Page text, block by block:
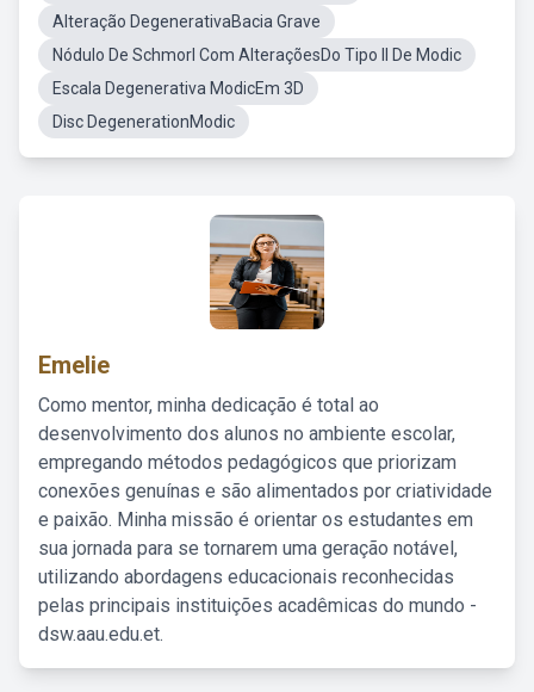
Alteração DegenerativaBacia Grave
Nódulo De Schmorl Com AlteraçõesDo Tipo II De Modic
Escala Degenerativa ModicEm 3D
Disc DegenerationModic
Emelie
Como mentor, minha dedicação é total ao
desenvolvimento dos alunos no ambiente escolar,
empregando métodos pedagógicos que priorizam
conexões genuínas e são alimentados por criatividade
e paixão. Minha missão é orientar os estudantes em
sua jornada para se tornarem uma geração notável,
utilizando abordagens educacionais reconhecidas
pelas principais instituições acadêmicas do mundo -
dsw.aau.edu.et.